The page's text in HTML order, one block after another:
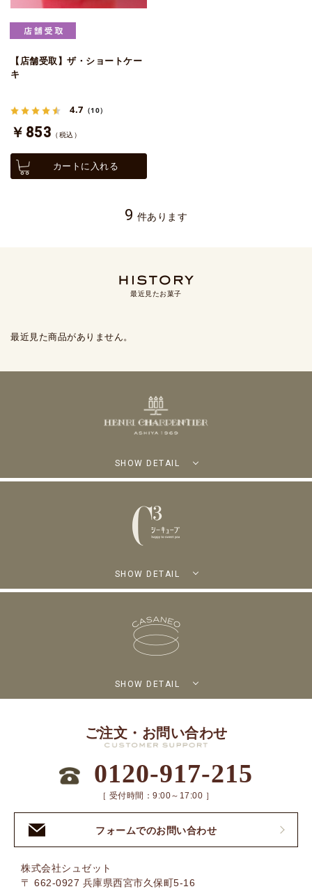
【店舗受取】ザ・ショートケー
キ
4.7 （10）
￥853 （税込）
カートに入れる
9 件あります
最近見たお菓子
最近見た商品がありません。
SHOW DETAIL
SHOW DETAIL
SHOW DETAIL
ご注文・お問い合わせ
0120-917-215
［ 受付時間：9:00～17:00 ］
フォームでのお問い合わせ
株式会社シュゼット
〒 662-0927 兵庫県西宮市久保町5-16